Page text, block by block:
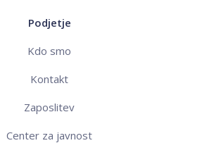
Podjetje
Kdo smo
Kontakt
Zaposlitev
Center za javnost